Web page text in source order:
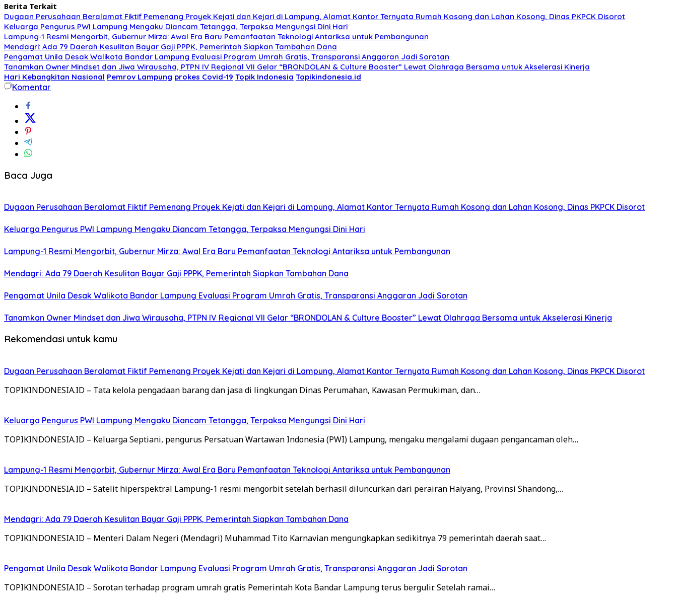
Berita Terkait
Dugaan Perusahaan Beralamat Fiktif Pemenang Proyek Kejati dan Kejari di Lampung, Alamat Kantor Ternyata Rumah Kosong dan Lahan Kosong, Dinas PKPCK Disorot
Keluarga Pengurus PWI Lampung Mengaku Diancam Tetangga, Terpaksa Mengungsi Dini Hari
Lampung-1 Resmi Mengorbit, Gubernur Mirza: Awal Era Baru Pemanfaatan Teknologi Antariksa untuk Pembangunan
Mendagri: Ada 79 Daerah Kesulitan Bayar Gaji PPPK, Pemerintah Siapkan Tambahan Dana
Pengamat Unila Desak Walikota Bandar Lampung Evaluasi Program Umrah Gratis, Transparansi Anggaran Jadi Sorotan
Tanamkan Owner Mindset dan Jiwa Wirausaha, PTPN IV Regional VII Gelar “BRONDOLAN & Culture Booster” Lewat Olahraga Bersama untuk Akselerasi Kinerja
Hari Kebangkitan Nasional Pemrov Lampung prokes Covid-19 Topik Indonesia Topikindonesia.id
Komentar
Baca Juga
Dugaan Perusahaan Beralamat Fiktif Pemenang Proyek Kejati dan Kejari di Lampung, Alamat Kantor Ternyata Rumah Kosong dan Lahan Kosong, Dinas PKPCK Disorot
Keluarga Pengurus PWI Lampung Mengaku Diancam Tetangga, Terpaksa Mengungsi Dini Hari
Lampung-1 Resmi Mengorbit, Gubernur Mirza: Awal Era Baru Pemanfaatan Teknologi Antariksa untuk Pembangunan
Mendagri: Ada 79 Daerah Kesulitan Bayar Gaji PPPK, Pemerintah Siapkan Tambahan Dana
Pengamat Unila Desak Walikota Bandar Lampung Evaluasi Program Umrah Gratis, Transparansi Anggaran Jadi Sorotan
Tanamkan Owner Mindset dan Jiwa Wirausaha, PTPN IV Regional VII Gelar “BRONDOLAN & Culture Booster” Lewat Olahraga Bersama untuk Akselerasi Kinerja
Rekomendasi untuk kamu
Dugaan Perusahaan Beralamat Fiktif Pemenang Proyek Kejati dan Kejari di Lampung, Alamat Kantor Ternyata Rumah Kosong dan Lahan Kosong, Dinas PKPCK Disorot
TOPIKINDONESIA.ID – Tata kelola pengadaan barang dan jasa di lingkungan Dinas Perumahan, Kawasan Permukiman, dan…
Keluarga Pengurus PWI Lampung Mengaku Diancam Tetangga, Terpaksa Mengungsi Dini Hari
TOPIKINDONESIA.ID – Keluarga Septiani, pengurus Persatuan Wartawan Indonesia (PWI) Lampung, mengaku mengalami dugaan pengancaman oleh…
Lampung-1 Resmi Mengorbit, Gubernur Mirza: Awal Era Baru Pemanfaatan Teknologi Antariksa untuk Pembangunan
TOPIKINDONESIA.ID – Satelit hiperspektral Lampung-1 resmi mengorbit setelah berhasil diluncurkan dari perairan Haiyang, Provinsi Shandong,…
Mendagri: Ada 79 Daerah Kesulitan Bayar Gaji PPPK, Pemerintah Siapkan Tambahan Dana
TOPIKINDONESIA.ID – Menteri Dalam Negeri (Mendagri) Muhammad Tito Karnavian mengungkapkan sedikitnya 79 pemerintah daerah saat…
Pengamat Unila Desak Walikota Bandar Lampung Evaluasi Program Umrah Gratis, Transparansi Anggaran Jadi Sorotan
TOPIKINDONESIA.ID – Sorotan terhadap program umrah gratis Pemerintah Kota Bandar Lampung terus bergulir. Setelah ramai…